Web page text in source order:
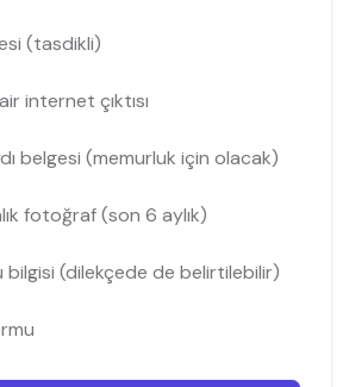
(tasdikli)
internet çıktısı
belgesi (memurluk için olacak)
fotoğraf (son 6 aylık)
bilgisi (dilekçede de belirtilebilir)